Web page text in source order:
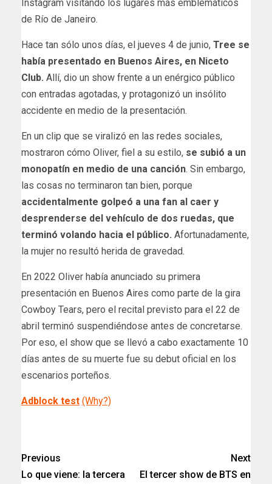
Instagram visitando los lugares más emblemáticos
de Río de Janeiro.
Hace tan sólo unos días, el jueves 4 de junio, Tree se
había presentado en Buenos Aires, en Niceto
Club. Allí, dio un show frente a un enérgico público
con entradas agotadas, y protagonizó un insólito
accidente en medio de la presentación.
En un clip que se viralizó en las redes sociales,
mostraron cómo Oliver, fiel a su estilo, se subió a un
monopatín en medio de una canción. Sin embargo,
las cosas no terminaron tan bien, porque
accidentalmente golpeó a una fan al caer y
desprenderse del vehículo de dos ruedas, que
terminó volando hacia el público. Afortunadamente,
la mujer no resultó herida de gravedad.
En 2022 Oliver había anunciado su primera
presentación en Buenos Aires como parte de la gira
Cowboy Tears, pero el recital previsto para el 22 de
abril terminó suspendiéndose antes de concretarse.
Por eso, el show que se llevó a cabo exactamente 10
días antes de su muerte fue su debut oficial en los
escenarios porteños.
Adblock test (Why?)
Previous
Lo que viene: la tercera
Next
El tercer show de BTS en